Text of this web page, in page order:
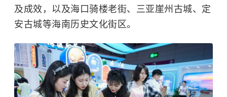
及成效，以及海口骑楼老街、三亚崖州古城、定
安古城等海南历史文化街区。